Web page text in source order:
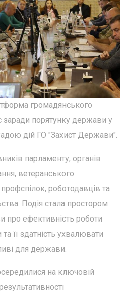
громадянського
заради порятунку держави у
дій ГО "Захист Держави".
парламенту, органів
ветеранського
роботодавців та
Подія стала простором
про ефективність роботи
її здатність ухвалювати
для держави.
на ключовій